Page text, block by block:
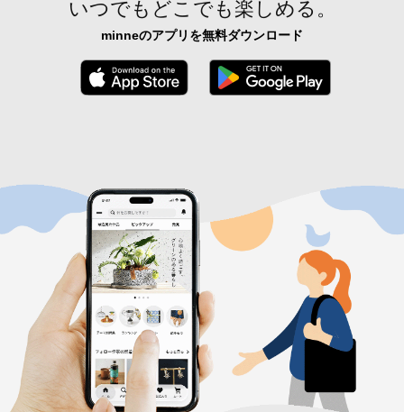
いつでもどこでも楽しめる。
minneのアプリを無料ダウンロード